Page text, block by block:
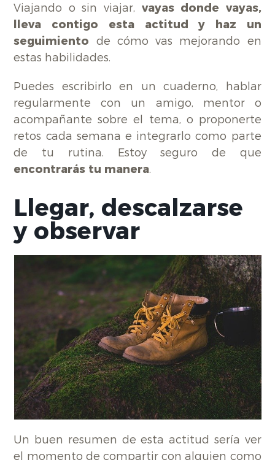
Viajando o sin viajar, vayas donde vayas,
lleva contigo esta actitud y haz un
seguimiento de cómo vas mejorando en
estas habilidades.
Puedes escribirlo en un cuaderno, hablar
regularmente con un amigo, mentor o
acompañante sobre el tema, o proponerte
retos cada semana e integrarlo como parte
de tu rutina. Estoy seguro de que
encontrarás tu manera.
Llegar, descalzarse
y observar
Un buen resumen de esta actitud sería ver
el momento de compartir con alguien como